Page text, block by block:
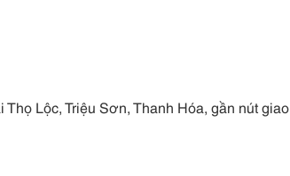
Lộc, Triệu Sơn, Thanh Hóa, gần nút giao